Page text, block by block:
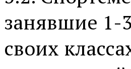
занявшие 1-
своих